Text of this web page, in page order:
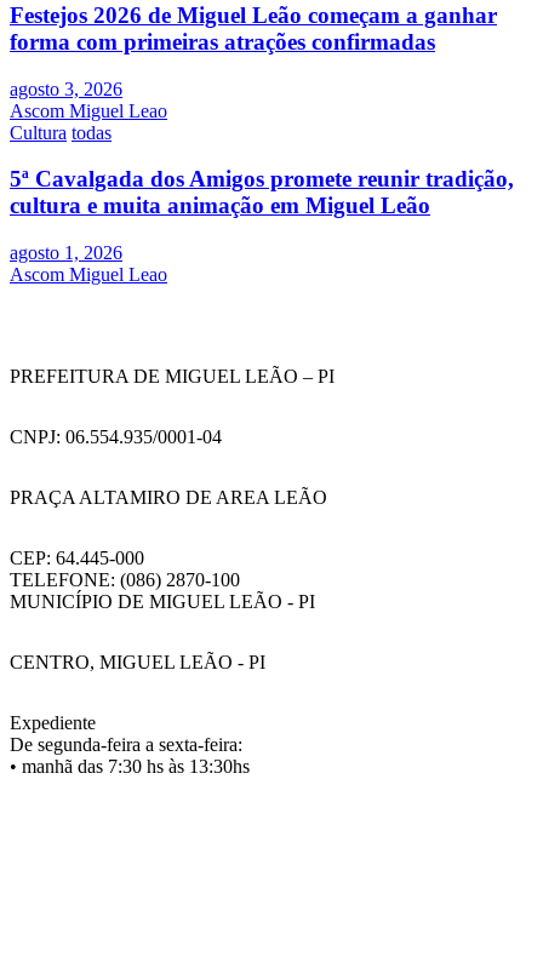
Festejos 2026 de Miguel Leão começam a ganhar
forma com primeiras atrações confirmadas
agosto 3, 2026
Ascom Miguel Leao
Cultura todas
5ª Cavalgada dos Amigos promete reunir tradição,
cultura e muita animação em Miguel Leão
agosto 1, 2026
Ascom Miguel Leao
PREFEITURA DE MIGUEL LEÃO – PI
CNPJ: 06.554.935/0001-04
PRAÇA ALTAMIRO DE AREA LEÃO
CEP: 64.445-000
TELEFONE: (086) 2870-100
MUNICÍPIO DE MIGUEL LEÃO - PI
CENTRO, MIGUEL LEÃO - PI
Expediente
De segunda-feira a sexta-feira:
• manhã das 7:30 hs às 13:30hs